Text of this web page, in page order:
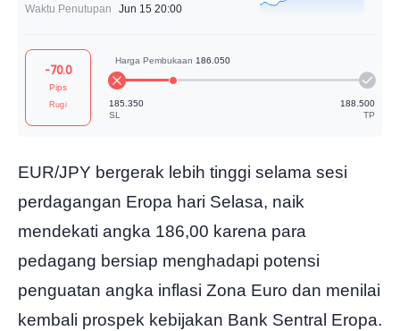
-0.14%
Waktu Penutupan Jun 15 20:00
-70.0
Pips
Rugi
185.350
SL
EUR/JPY bergerak lebih tinggi selama sesi
perdagangan Eropa hari Selasa, naik
mendekati angka 186,00 karena para
pedagang bersiap menghadapi potensi
penguatan angka inflasi Zona Euro dan menilai
kembali prospek kebijakan Bank Sentral Eropa.